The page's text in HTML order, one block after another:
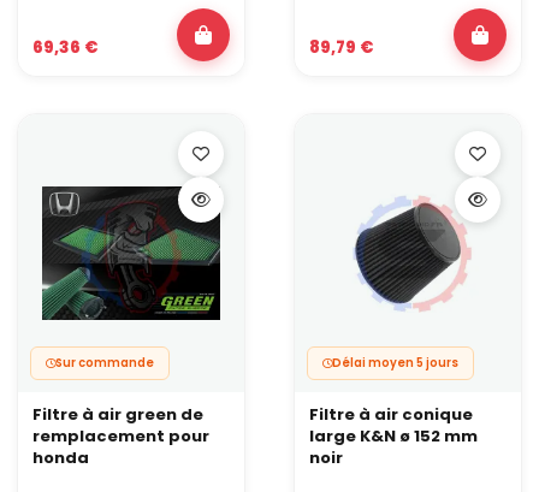
69,36 € 89,79 €
Sur commande
Filtre à air green de
remplacement pour
honda
Délai moyen 5 jours
Filtre à air conique
large K&N ø 152 mm
noir